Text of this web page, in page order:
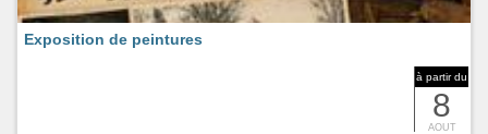
à partir du
8
AOUT
Exposition de peintures